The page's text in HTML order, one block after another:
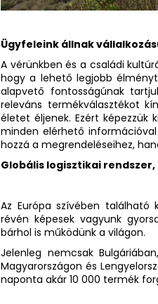
Ügyfeleink állnak
A vérünkben és a családi
hogy a lehető legjobb
alapvető fontosságúnak
releváns termékválasztékot
életet éljenek. Ezért képezzük
minden elérhető
hozzá a megrendeléseihez,
Globális logisztikai
Az Európa szívében található
révén képesek vagyunk
bárhol is működünk a világon.
Jelenleg nemcsak
Magyarországon és
naponta akár 10 000 termék